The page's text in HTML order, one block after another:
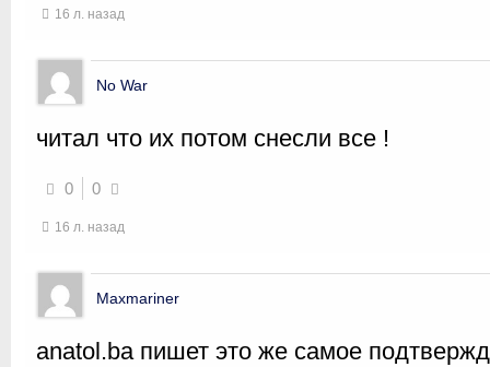
16 л. назад
No War
читал что их потом снесли все !
0 0
16 л. назад
Maxmariner
anatol.ba пишет это же самое